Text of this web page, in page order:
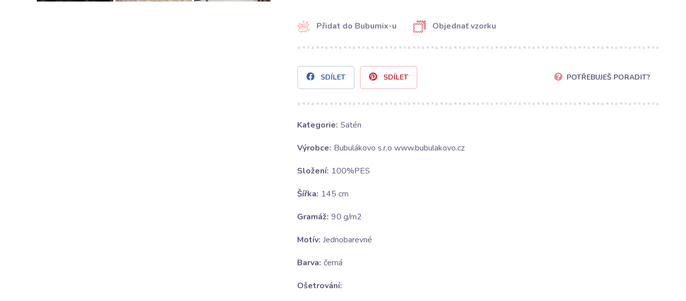
Přidat do Bubumix-u Objednať vzorku
SDÍLET SDÍLET POTŘEBUJEŠ PORADIT?
Kategorie: Satén
Výrobce: Bubulákovo s.r.o www.bubulakovo.cz
Složení: 100%PES
Šířka: 145 cm
Gramáž: 90 g/m2
Motív: Jednobarevné
Barva: černá
Ošetrování: